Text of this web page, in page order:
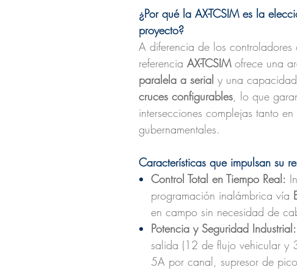
¿Por qué la AX-TCSIM es la
proyecto?
A diferencia de los controladores
referencia AX-TCSIMofrece una
paralela a serial y una
cruces configurables, lo que
intersecciones complejas tanto
gubernamentales.
Características que impulsan su
Control Total en Tiempo Real:
programación inalámbrica vía
en campo sin necesidad de
Potencia y Seguridad Industrial:
salida (12 de flujo vehicular y
5A por canal, supresor de